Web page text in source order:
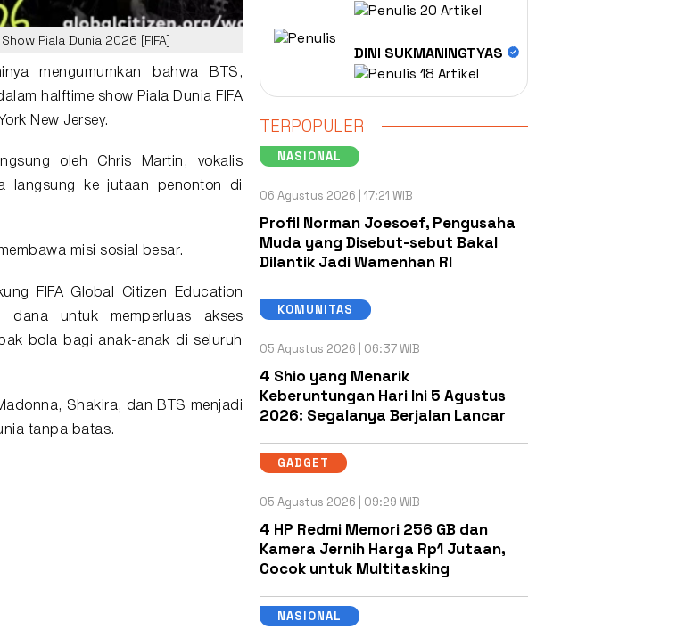
Piala Dunia 2026 [FIFA]
mengumumkan bahwa BTS ,
halftime show Piala Dunia FIFA
New Jersey.
oleh Chris Martin, vokalis
langsung ke jutaan penonton di
misi sosial besar.
FIFA Global Citizen Education
dana untuk memperluas akses
bola bagi anak-anak di seluruh
Shakira, dan BTS menjadi
tanpa batas.
20 Artikel
DINI SUKMANINGTYAS
18 Artikel
TERPOPULER
NASIONAL
06 Agustus 2026 | 17:21 WIB
Profil Norman Joesoef, Pengusaha
Muda yang Disebut-sebut Bakal
Dilantik Jadi Wamenhan RI
KOMUNITAS
05 Agustus 2026 | 06:37 WIB
4 Shio yang Menarik
Keberuntungan Hari Ini 5 Agustus
2026: Segalanya Berjalan Lancar
GADGET
05 Agustus 2026 | 09:29 WIB
4 HP Redmi Memori 256 GB dan
Kamera Jernih Harga Rp1 Jutaan,
Cocok untuk Multitasking
NASIONAL